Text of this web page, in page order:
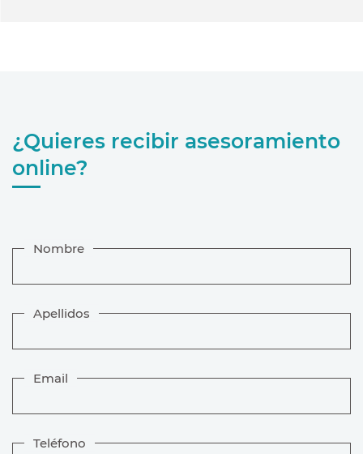
¿Quieres recibir asesoramiento
online?
Nombre
Apellidos
Email
Teléfono